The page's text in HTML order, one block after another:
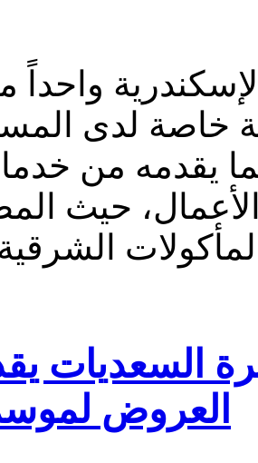
واحداً
خاصة لدى
يقدمه من
حيث
السعديات
العروض